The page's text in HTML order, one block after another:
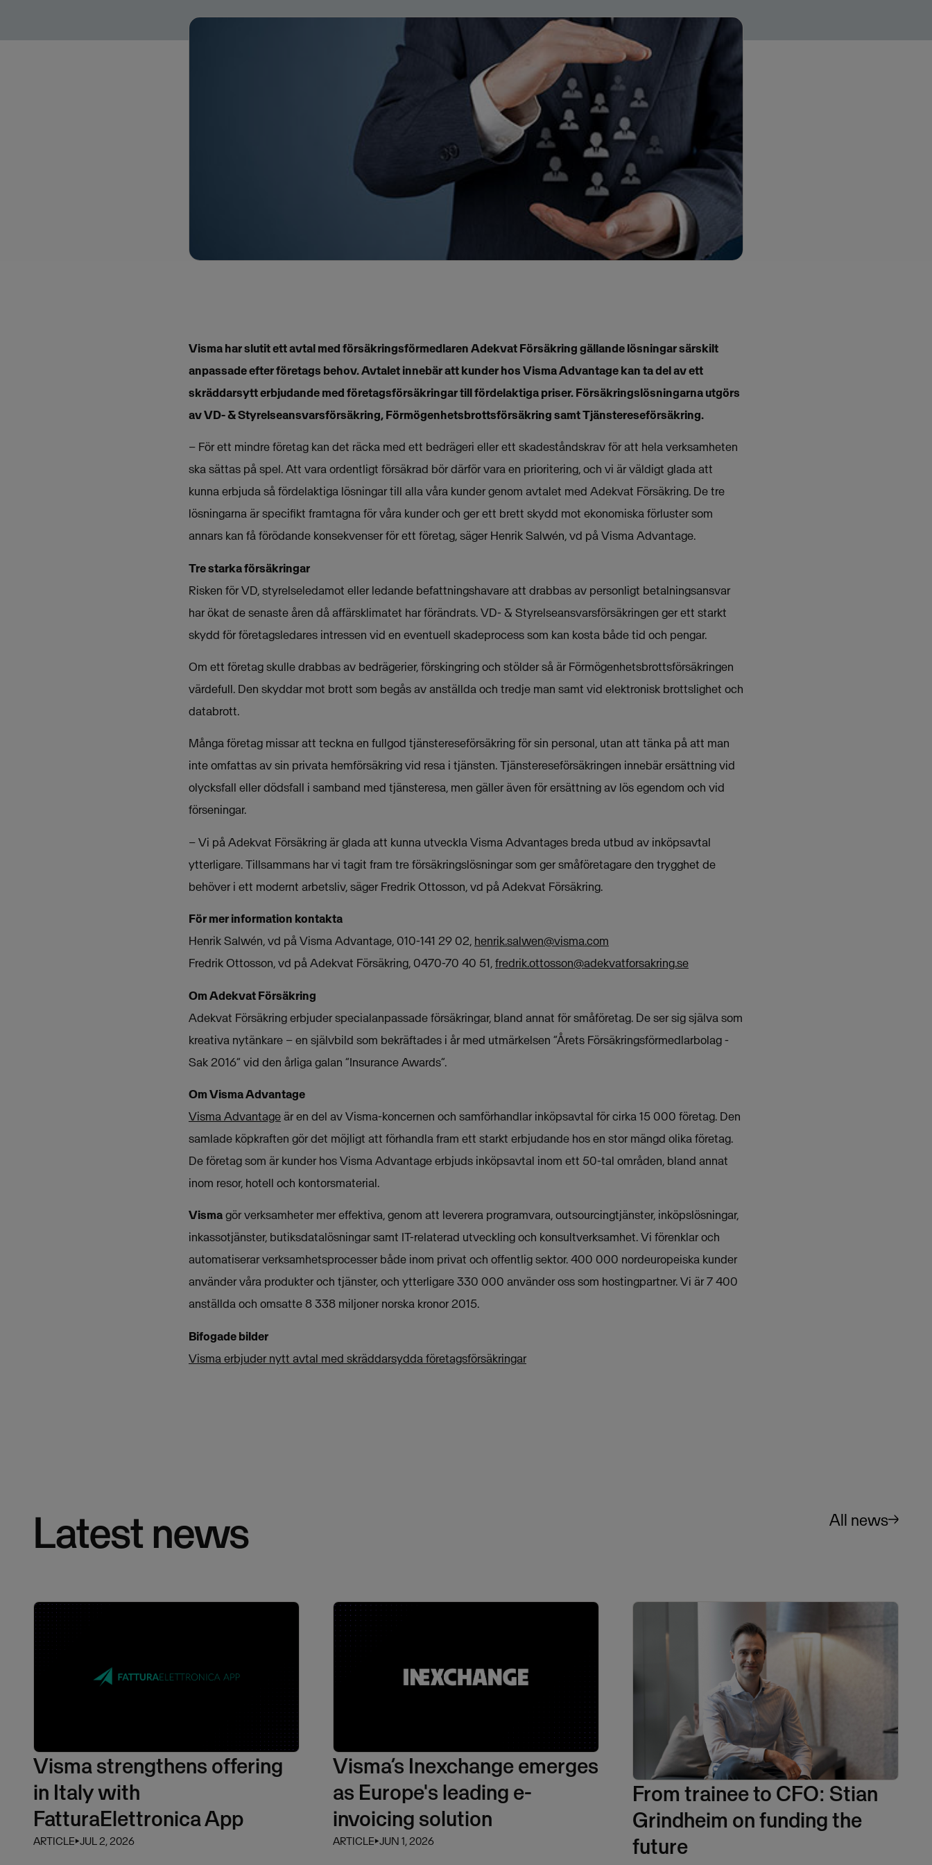
Visma har slutit ett avtal med försäkringsförmedlaren Adekvat Försäkring gällande lösningar särskilt
anpassade efter företags behov. Avtalet innebär att kunder hos Visma Advantage kan ta del av ett
skräddarsytt erbjudande med företagsförsäkringar till fördelaktiga priser. Försäkringslösningarna utgörs
av VD- & Styrelseansvarsförsäkring, Förmögenhetsbrottsförsäkring samt Tjänstereseförsäkring.
– För ett mindre företag kan det räcka med ett bedrägeri eller ett skadeståndskrav för att hela verksamheten
ska sättas på spel. Att vara ordentligt försäkrad bör därför vara en prioritering, och vi är väldigt glada att
kunna erbjuda så fördelaktiga lösningar till alla våra kunder genom avtalet med Adekvat Försäkring. De tre
lösningarna är specifikt framtagna för våra kunder och ger ett brett skydd mot ekonomiska förluster som
annars kan få förödande konsekvenser för ett företag, säger Henrik Salwén, vd på Visma Advantage.
Tre starka försäkringar
Risken för VD, styrelseledamot eller ledande befattningshavare att drabbas av personligt betalningsansvar
har ökat de senaste åren då affärsklimatet har förändrats. VD- & Styrelseansvarsförsäkringen ger ett starkt
skydd för företagsledares intressen vid en eventuell skadeprocess som kan kosta både tid och pengar.
Om ett företag skulle drabbas av bedrägerier, förskingring och stölder så är Förmögenhetsbrottsförsäkringen
värdefull. Den skyddar mot brott som begås av anställda och tredje man samt vid elektronisk brottslighet och
databrott.
Många företag missar att teckna en fullgod tjänstereseförsäkring för sin personal, utan att tänka på att man
inte omfattas av sin privata hemförsäkring vid resa i tjänsten. Tjänstereseförsäkringen innebär ersättning vid
olycksfall eller dödsfall i samband med tjänsteresa, men gäller även för ersättning av lös egendom och vid
förseningar.
– Vi på Adekvat Försäkring är glada att kunna utveckla Visma Advantages breda utbud av inköpsavtal
ytterligare. Tillsammans har vi tagit fram tre försäkringslösningar som ger småföretagare den trygghet de
behöver i ett modernt arbetsliv, säger Fredrik Ottosson, vd på Adekvat Försäkring.
För mer information kontakta
Henrik Salwén, vd på Visma Advantage, 010-141 29 02, henrik.salwen@visma.com
Fredrik Ottosson, vd på Adekvat Försäkring, 0470-70 40 51,fredrik.ottosson@adekvatforsakring.se
Om Adekvat Försäkring
Adekvat Försäkring erbjuder specialanpassade försäkringar, bland annat för småföretag. De ser sig själva som
kreativa nytänkare – en självbild som bekräftades i år med utmärkelsen ”Årets Försäkringsförmedlarbolag -
Sak 2016” vid den årliga galan ”Insurance Awards”.
Om Visma Advantage
Visma Advantageär en del av Visma-koncernen och samförhandlar inköpsavtal för cirka 15 000 företag. Den
samlade köpkraften gör det möjligt att förhandla fram ett starkt erbjudande hos en stor mängd olika företag.
De företag som är kunder hos Visma Advantage erbjuds inköpsavtal inom ett 50-tal områden, bland annat
inom resor, hotell och kontorsmaterial.
Vismagör verksamheter mer effektiva, genom att leverera programvara, outsourcingtjänster, inköpslösningar,
inkassotjänster, butiksdatalösningar samt IT-relaterad utveckling och konsultverksamhet. Vi förenklar och
automatiserar verksamhetsprocesser både inom privat och offentlig sektor. 400 000 nordeuropeiska kunder
använder våra produkter och tjänster, och ytterligare 330 000 använder oss som hostingpartner. Vi är 7 400
anställda och omsatte 8 338 miljoner norska kronor 2015.
Bifogade bilder
Visma erbjuder nytt avtal med skräddarsydda företagsförsäkringar
Latest news All news
Visma strengthens offering
in Italy with
FatturaElettronica App
ARTICLE⏵JUL 2, 2026
Visma’s Inexchange emerges
as Europe's leading e-
invoicing solution
ARTICLE⏵JUN 1, 2026
From trainee to CFO: Stian
Grindheim on funding the
future